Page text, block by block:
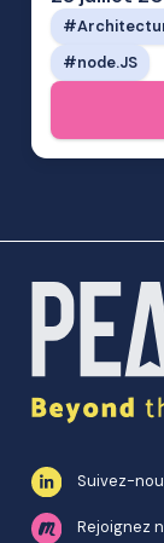
node.JS
Suivez-
Rejoignez